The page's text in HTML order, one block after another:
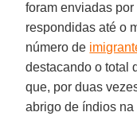
foram enviadas
respondidas até o
número de
destacando o total
que, por duas
abrigo de índios